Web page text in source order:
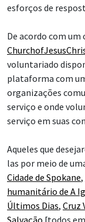
esforços de
De acordo com
voluntariado
plataforma com
organizações
serviço e onde
serviço em suas
Aqueles que
las por meio de
Cidade de Spokane,
humanitário de A
Últimos Dias, Cruz
Salvação [todos